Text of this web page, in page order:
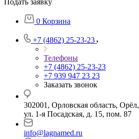
Подать заявку
0 Корзина
+7 (4862) 25-23-23
Телефоны
+7 (4862) 25-23-23
+7 939 947 23 23
Заказать звонок
302001, Орловская область, Орёл,
ул. 1-я Посадская, д. 15, пом. 87
info@lagnamed.ru